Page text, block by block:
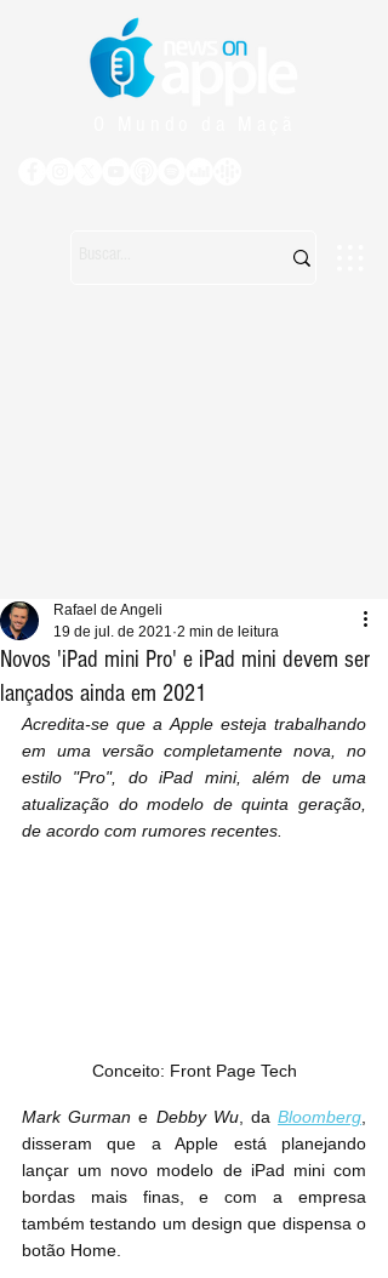
Novos 'iPad mini Pro' e iPad mini devem ser
lançados ainda em 2021
Rafael de Angeli
19 de jul. de 2021 2 min de leitura
Acredita-se que a Apple esteja trabalhando
em uma versão completamente nova, no
estilo "Pro", do iPad mini, além de uma
atualização do modelo de quinta geração,
de acordo com rumores recentes.
Conceito: Front Page Tech
Mark Gurman e Debby Wu, da Bloomberg
disseram que a Apple está planejando
lançar um novo modelo de ‌iPad mini‌ com
bordas mais finas, e com a empresa
também testando um design que dispensa o
botão Home.